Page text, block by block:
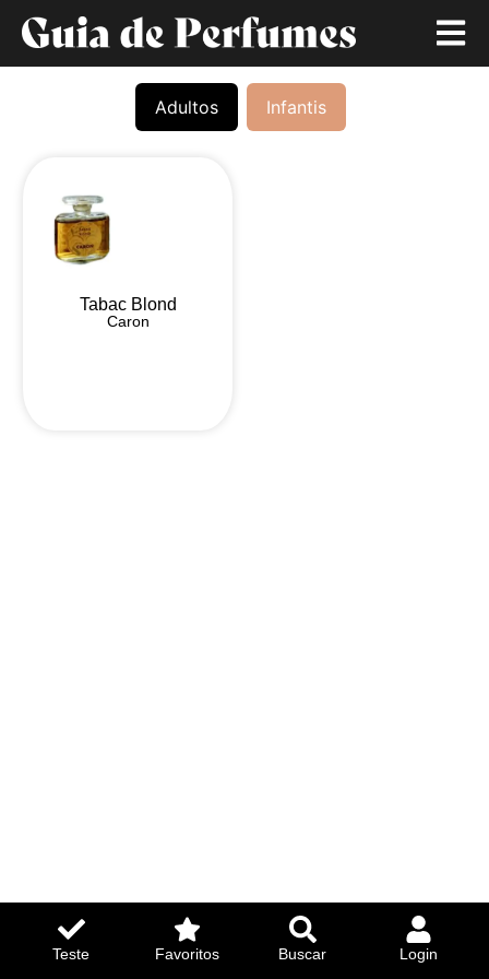
Adultos Infantis
Tabac Blond
Caron
Teste Favoritos Buscar Login